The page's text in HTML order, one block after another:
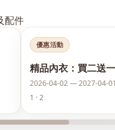
配件
涼價 任選3件$299
，再於本頁下方瀏覽與下單
優惠活動
精品內衣：買二送
2026-04-02 — 2027-04-01
1 · 2